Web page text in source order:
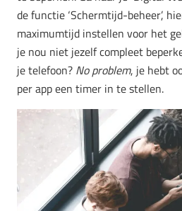
de functie ‘Schermtijd-beheer’,
maximumtijd instellen voor het
je nou niet jezelf compleet
je telefoon? No problem, je hebt
per app een timer in te stellen.